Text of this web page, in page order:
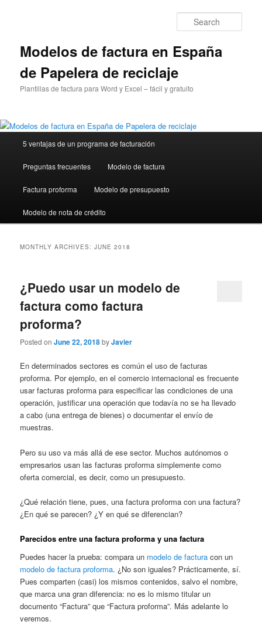
Modelos de factura en España
de Papelera de reciclaje
Plantillas de factura para Word y Excel – fácil y gratuito
Skip
to
primary
Skip
to
secondary
5 ventajas de un programa de facturación
Preguntas frecuentes Modelo de factura
Factura proforma Modelo de presupuesto
Modelo de nota de crédito
MONTHLY ARCHIVES:JUNE 2018
¿Puedo usar un modelo de
factura como factura
proforma?
Posted onJune 22, 2018byJavier
En determinados sectores es común el uso de facturas
proforma. Por ejemplo, en el comercio internacional es frecuente
usar facturas proforma para especificar las condiciones de una
operación, justificar una operación que todavía no se ha llevado
a cabo (una entrega de bienes) o documentar el envío de
muestras.
Pero su uso va más allá de ese sector. Muchos autónomos o
empresarios usan las facturas proforma simplemente como
oferta comercial, es decir, como un presupuesto.
¿Qué relación tiene, pues, una factura proforma con una factura?
¿En qué se parecen? ¿Y en qué se diferencian?
Parecidos entre una factura proforma y una factura
Puedes hacer la prueba: compara un modelo de factura con un
modelo de factura proforma. ¿No son iguales? Prácticamente, sí.
Pues comparten (casi) los mismos contenidos, salvo el nombre,
que marca una gran diferencia: no es lo mismo titular un
documento “Factura” que “Factura proforma”. Más adelante lo
veremos.